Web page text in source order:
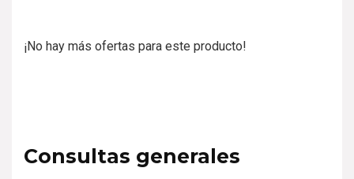
¡No hay más ofertas para este producto!
Consultas generales